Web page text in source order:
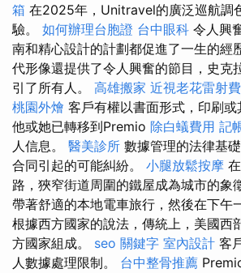
箱 在2025年，Unitravel的廣泛巡航調
驗。 如何辦理台胞證 台中眼科 令人興
南和精心設計的計劃都促進了一生的經
代形像還提供了令人興奮的節目，史克
引了所有人。 高雄搬家 近視老花雷射
桃園外燴 客戶有權以書面形式，印刷
他或她已轉移到Premio 除白蟻費用 記
人信息。 醫美診所 數據管理的法律基
合同引起的可能糾紛。 小腿放鬆按摩
路，狹窄街道周圍的鐵屋成為城市的象
帶著舒適的本地電車旅行，然後在下午
根據西方國家的說法，傳統上，美國西
方國家組成。 seo 關鍵字 室內設計 客
人數據處理限制。 台中整骨推薦